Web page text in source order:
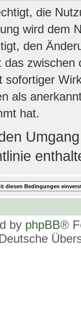
die
wird dem
den
sofortiger
als
hat.
by phpBB®
Deutsche